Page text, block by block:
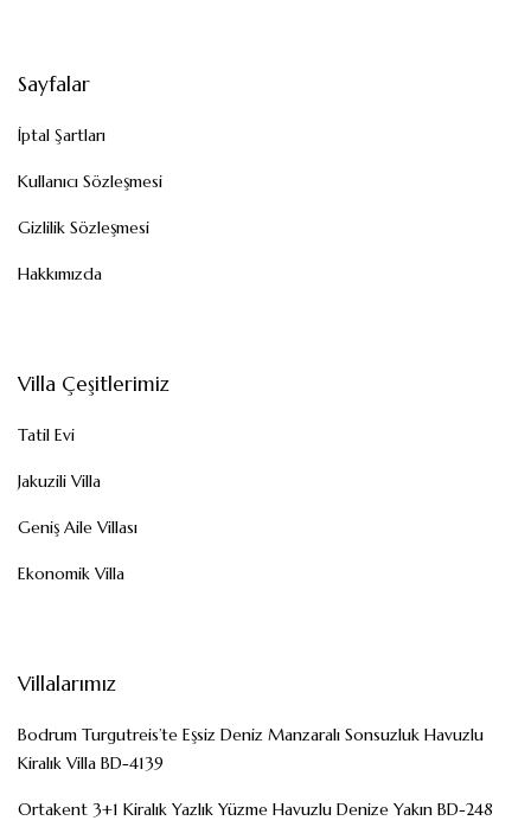
Sayfalar
İptal Şartları
Kullanıcı Sözleşmesi
Gizlilik Sözleşmesi
Hakkımızda
Villa Çeşitlerimiz
Tatil Evi
Jakuzili Villa
Geniş Aile Villası
Ekonomik Villa
Villalarımız
Bodrum Turgutreis’te Eşsiz Deniz Manzaralı Sonsuzluk Havuzlu
Kiralık Villa BD-4139
Ortakent 3+1 Kiralık Yazlık Yüzme Havuzlu Denize Yakın BD-248